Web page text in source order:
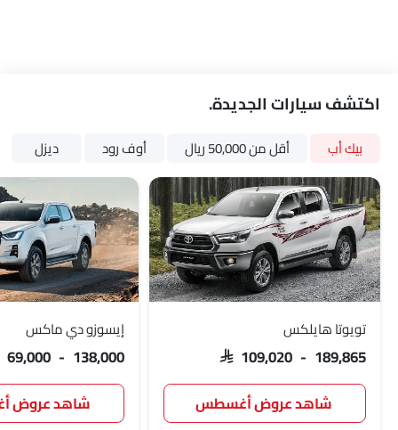
اكتشف سيارات الجديدة.
بيك أب أقل من 50,000 ريال أوف رود ديزل
تويوتا هايلكس
SAR 109,020 - 189,865
شاهد عروض أغسطس
إيسوزو دي ماكس
69,000 - 138,000
شاهد عروض